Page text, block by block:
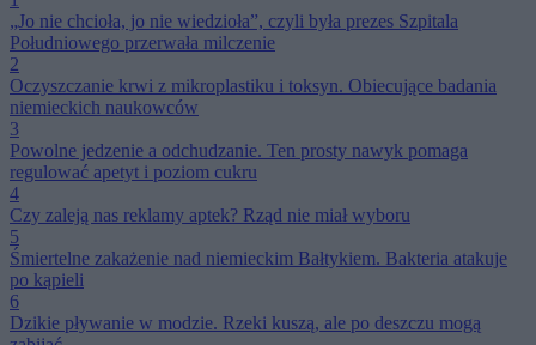
„Jo nie chcioła, jo nie wiedzioła”, czyli była prezes Szpitala
Południowego przerwała milczenie
2
Oczyszczanie krwi z mikroplastiku i toksyn. Obiecujące badania
niemieckich naukowców
3
Powolne jedzenie a odchudzanie. Ten prosty nawyk pomaga
regulować apetyt i poziom cukru
4
Czy zaleją nas reklamy aptek? Rząd nie miał wyboru
5
Śmiertelne zakażenie nad niemieckim Bałtykiem. Bakteria atakuje
po kąpieli
6
Dzikie pływanie w modzie. Rzeki kuszą, ale po deszczu mogą